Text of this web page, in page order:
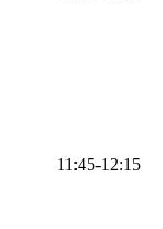
11:45-12:15